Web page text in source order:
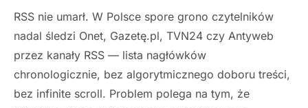
RSS nie umarł. W Polsce spore grono czytelników
nadal śledzi Onet, Gazetę.pl, TVN24 czy Antyweb
przez kanały RSS — lista nagłówków
chronologicznie, bez algorytmicznego doboru treści,
bez infinite scroll. Problem polega na tym, że